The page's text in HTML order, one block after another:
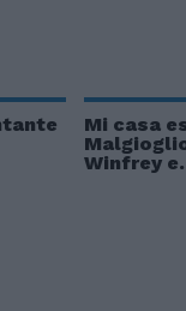
Mi casa
Winfrey